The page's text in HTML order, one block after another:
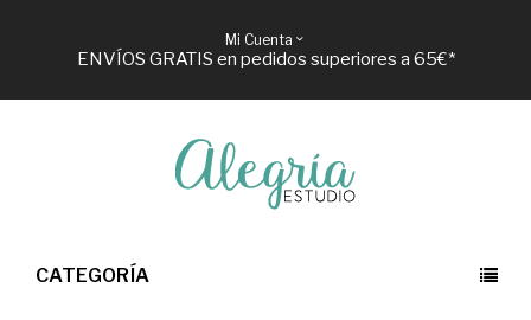
Mi Cuenta
ENVÍOS GRATIS en pedidos superiores a 65€*
CATEGORÍA